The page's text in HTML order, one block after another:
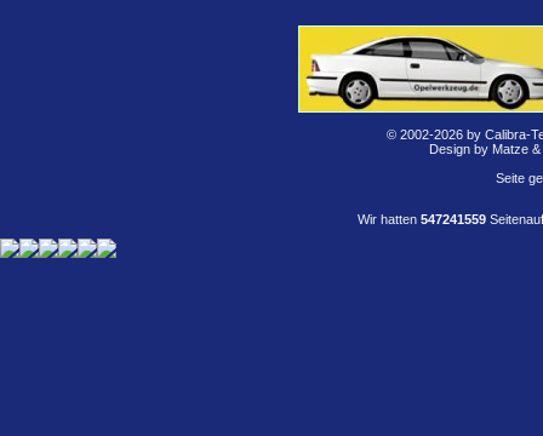
© 2002-2026 by Calibra-
Design by Matze
Seite
Wir hatten 547241559